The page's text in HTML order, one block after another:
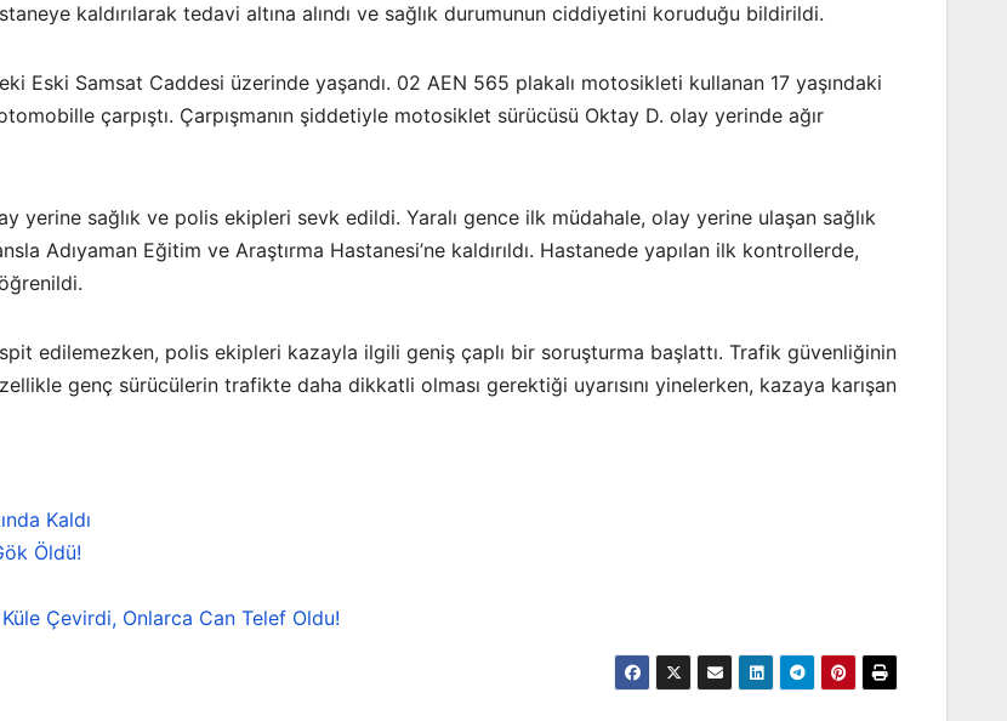
kaldırılarak tedavi altına alındı ve sağlık durumunun ciddiyetini koruduğu bildirildi.
Eski Samsat Caddesi üzerinde yaşandı. 02 AEN 565 plakalı motosikleti kullanan 17 yaşındaki
çarpıştı. Çarpışmanın şiddetiyle motosiklet sürücüsü Oktay D. olay yerinde ağır
yerine sağlık ve polis ekipleri sevk edildi. Yaralı gence ilk müdahale, olay yerine ulaşan sağlık
Adıyaman Eğitim ve Araştırma Hastanesi’ne kaldırıldı. Hastanede yapılan ilk kontrollerde,
edilemezken, polis ekipleri kazayla ilgili geniş çaplı bir soruşturma başlattı. Trafik güvenliğinin
genç sürücülerin trafikte daha dikkatli olması gerektiği uyarısını yinelerken, kazaya karışan
Kaldı
Öldü!
Küle Çevirdi, Onlarca Can Telef Oldu!